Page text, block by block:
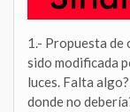
1.- Propuesta de
sido modificada
luces. Falta
donde no